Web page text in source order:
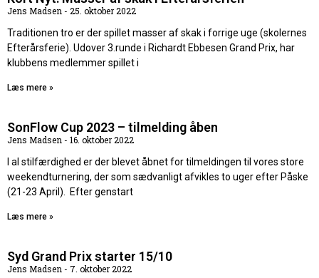
Jens Madsen
25. oktober 2022
Traditionen tro er der spillet masser af skak i forrige uge (skolernes
Efterårsferie). Udover 3.runde i Richardt Ebbesen Grand Prix, har
klubbens medlemmer spillet i
Læs mere »
SonFlow Cup 2023 – tilmelding åben
Jens Madsen
16. oktober 2022
I al stilfærdighed er der blevet åbnet for tilmeldingen til vores store
weekendturnering, der som sædvanligt afvikles to uger efter Påske
(21-23 April). Efter genstart
Læs mere »
Syd Grand Prix starter 15/10
Jens Madsen
7. oktober 2022